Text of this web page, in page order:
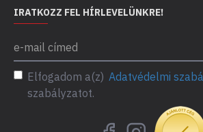
IRATKOZZ FEL HÍRLEVELÜNKRE!
Elfogadom a(z) Adatvédelmi
szabályzatot.